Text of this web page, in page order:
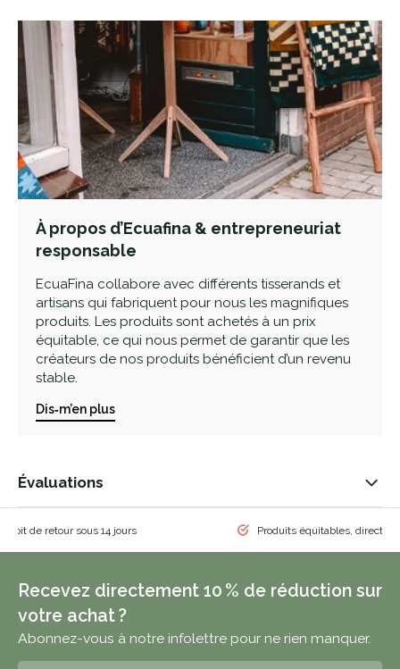
À propos d’Ecuafina & entrepreneuriat
responsable
EcuaFina collabore avec différents tisserands et
artisans qui fabriquent pour nous les magnifiques
produits. Les produits sont achetés à un prix
équitable, ce qui nous permet de garantir que les
créateurs de nos produits bénéficient d’un revenu
stable.
Dis‑m’en plus
Évaluations
de retour sous 14 jours Produits équitables,
Recevez directement 10 % de réduction sur
votre achat ?
Abonnez-vous à notre infolettre pour ne rien manquer.